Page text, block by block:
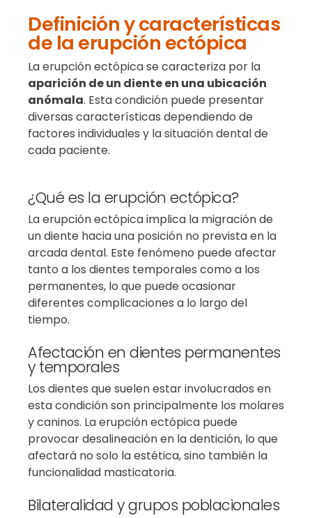
Definición y características
de la erupción ectópica
La erupción ectópica se caracteriza por la
aparición de un diente en una ubicación
anómala. Esta condición puede presentar
diversas características dependiendo de
factores individuales y la situación dental de
cada paciente.
¿Qué es la erupción ectópica?
La erupción ectópica implica la migración de
un diente hacia una posición no prevista en la
arcada dental. Este fenómeno puede afectar
tanto a los dientes temporales como a los
permanentes, lo que puede ocasionar
diferentes complicaciones a lo largo del
tiempo.
Afectación en dientes permanentes
y temporales
Los dientes que suelen estar involucrados en
esta condición son principalmente los molares
y caninos. La erupción ectópica puede
provocar desalineación en la dentición, lo que
afectará no solo la estética, sino también la
funcionalidad masticatoria.
Bilateralidad y grupos poblacionales